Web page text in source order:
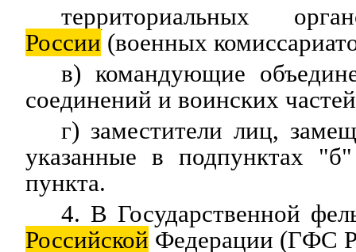
территориальных
России (военных
в) командующие
соединений и воинских
г) заместители лиц,
указанные в подпунктах
пункта.
4. В Государственной
Российской Федерации (ГФС